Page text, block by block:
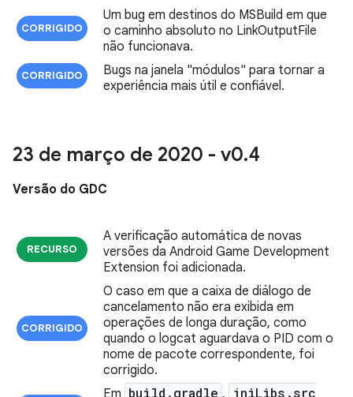
CORRIGIDO
Um bug em destinos do MSBuild em que
o caminho absoluto no LinkOutputFile
não funcionava.
CORRIGIDO
Bugs na janela "módulos" para tornar a
experiência mais útil e confiável.
23 de março de 2020 - v0.4
Versão do GDC
RECURSO
A verificação automática de novas
versões da Android Game Development
Extension foi adicionada.
CORRIGIDO
O caso em que a caixa de diálogo de
cancelamento não era exibida em
operações de longa duração, como
quando o logcat aguardava o PID com o
nome de pacote correspondente, foi
corrigido.
Em build .gradle , jniLibs .src